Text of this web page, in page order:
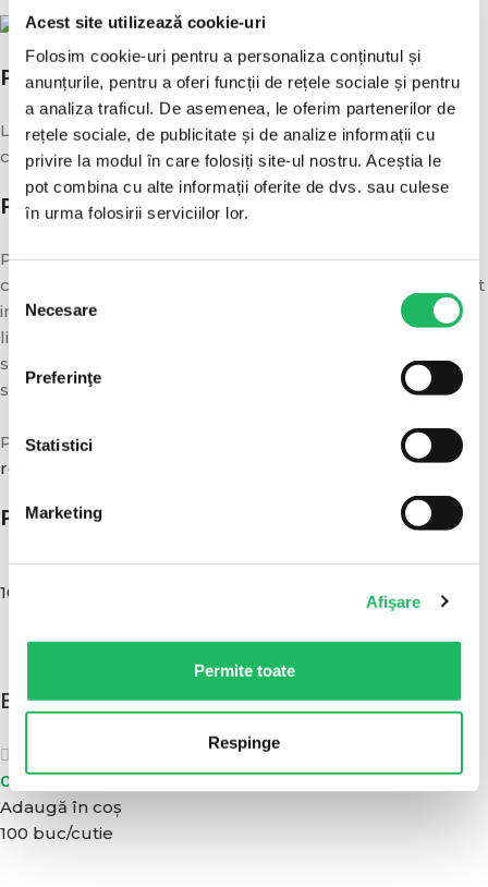
Acest site utilizează cookie-uri
Folosim cookie-uri pentru a personaliza conținutul și
anunțurile, pentru a oferi funcții de rețele sociale și pentru
a analiza traficul. De asemenea, le oferim partenerilor de
rețele sociale, de publicitate și de analize informații cu
privire la modul în care folosiți site-ul nostru. Aceștia le
pot combina cu alte informații oferite de dvs. sau culese
în urma folosirii serviciilor lor.
Selecția
consimțământului
Necesare
Preferinţe
Statistici
Marketing
Afişare
Permite toate
Respinge
POLITICA DE LIVRARE
Livrarea se va face in decurs de 1-3 zile de la plasarea
comenzii.
POLITICA DE RETUR
Puteti returna produsele achizitionate in maxim 14 zile
calendaristice de la primirea coletului, daca acestea sunt
in conditii perfecte (in aceleasi conditii in care au fost
livrate) fara urme de uzura sau deterioare a produsului
sau a ambalajului, insotit de toate etichetele produsului
si de documentele fiscale / factura fiscala.
Pentru mai multe detalii consultati
politica completa de
retur.
POATE AI NEVOIE SI DE:
100 buc/set
Botosi (cipici) de unica folosinta
0,08lei
Adaugă în coș
100 buc/cutie